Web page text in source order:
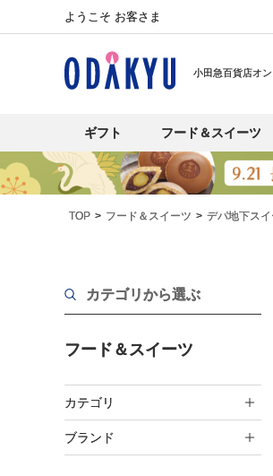
ようこそ お客さま
小田急百貨店オ
ギフト フード＆スイーツ
TOP フード＆スイーツ デパ地下ス
カテゴリから選ぶ
フード＆スイーツ
カテゴリ
ブランド